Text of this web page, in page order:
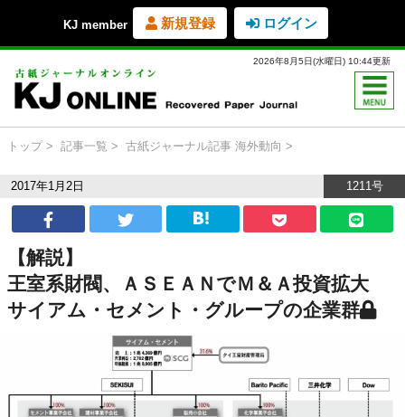
KJ member 新規登録 ログイン
2026年8月5日(水曜日) 10:44更新
トップ 記事一覧 古紙ジャーナル記事 海外動向
2017年1月2日 1211号
【解説】
王室系財閥、ＡＳＥＡＮでＭ＆Ａ投資拡大
サイアム・セメント・グループの企業群